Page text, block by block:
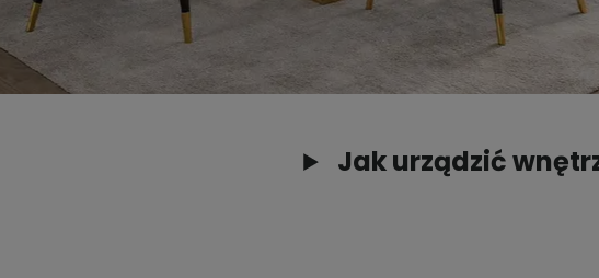
Jak urządzić